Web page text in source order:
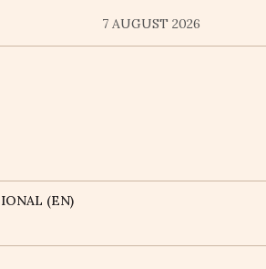
7 AUGUST 2026
(EN)